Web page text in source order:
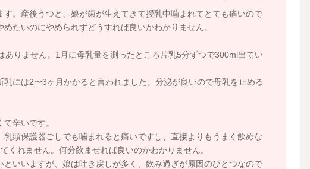
。産後うつと、娘が歯が生えてきて授乳中噛まれてとても痛いので
たいのにやめられずどうすれば良いかわかりません。
ありません。1月に母乳量を測ったところ片乳5分ずつで300ml出てい
には2〜3ヶ月かかると言われました。分泌が良いので母乳を止める
辛いです。
頭保護器ごしでも噛まれると痛いですし、直接よりもうまく飲めな
くれません。何分飲ませれば良いのかわかりません。
いいますが、娘は吐き戻しが多く、飲み過ぎが原因のひとつなので